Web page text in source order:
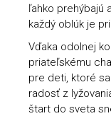
ľahko prehýbajú
každý oblúk je
Vďaka odolnej
priateľskému
pre deti, ktoré
radosť z
štart do sveta